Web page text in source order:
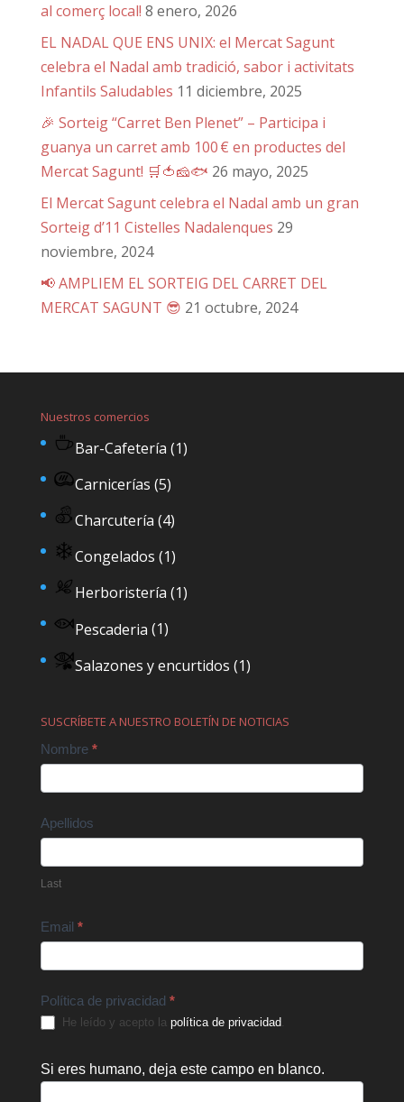
al comerç local! 8 enero, 2026
EL NADAL QUE ENS UNIX: el Mercat Sagunt
celebra el Nadal amb tradició, sabor i activitats
Infantils Saludables 11 diciembre, 2025
🎉 Sorteig “Carret Ben Plenet” – Participa i
guanya un carret amb 100 € en productes del
Mercat Sagunt! 🛒🍅🧀🐟 26 mayo, 2025
El Mercat Sagunt celebra el Nadal amb un gran
Sorteig d’11 Cistelles Nadalenques 29
noviembre, 2024
📢 AMPLIEM EL SORTEIG DEL CARRET DEL
MERCAT SAGUNT 😎 21 octubre, 2024
Nuestros comercios
Bar-Cafetería (1)
Carnicerías (5)
Charcutería (4)
Congelados (1)
Herboristería (1)
Pescaderia (1)
Salazones y encurtidos (1)
SUSCRÍBETE A NUESTRO BOLETÍN DE NOTICIAS
Contact
Nombre *
Apellidos
Last
Email *
Política de privacidad *
He leído y acepto la política de privacidad.
Si eres humano, deja este campo en blanco.